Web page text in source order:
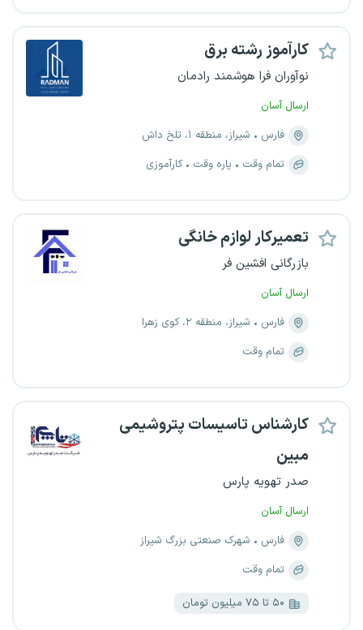
کارآموز رشته برق
نوآوران فرا هوشمند رادمان
ارسال آسان
فارس
شیراز، منطقه ۱، تلخ داش
تمام وقت
پاره وقت کارآموزی
تعمیرکار لوازم خانگی
بازرگانی افشین فر
ارسال آسان
فارس
شیراز، منطقه ۲، کوی زهرا
تمام وقت
کارشناس تاسیسات پتروشیمی
مبین
صدر تهویه پارس
ارسال آسان
فارس
شهرک صنعتی بزرگ شیراز
تمام وقت
۵۰ تا ۷۵ میلیون تومان